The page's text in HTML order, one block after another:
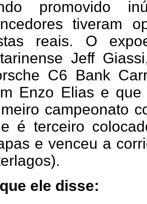
promovido
tiveram
reais. O
Jeff
C6 Bank
Enzo Elias e que
campeonato
é terceiro
e venceu a
ele disse: